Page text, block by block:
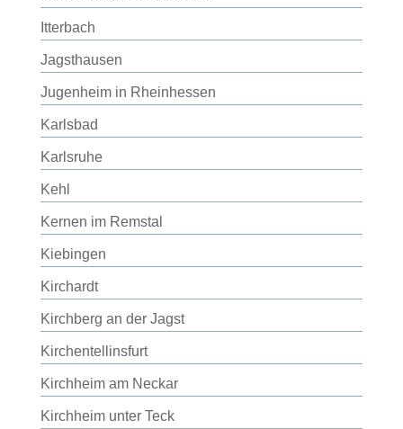
Itterbach
Jagsthausen
Jugenheim in Rheinhessen
Karlsbad
Karlsruhe
Kehl
Kernen im Remstal
Kiebingen
Kirchardt
Kirchberg an der Jagst
Kirchentellinsfurt
Kirchheim am Neckar
Kirchheim unter Teck